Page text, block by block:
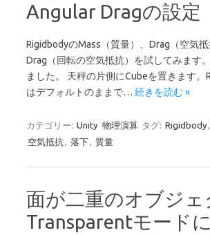
Angular Dragの設定
RigidbodyのMass（質量）、Drag（空気
Drag（回転の空気抵抗）を試してみます
ました。 天秤の片側にCubeを置きます。
はデフォルトのままで… 続きを読む »
カテゴリー: Unity 物理演算 タグ: Rigidbody,
空気抵抗, 落下, 質量
面が二重のオブジェ
Transparentモード